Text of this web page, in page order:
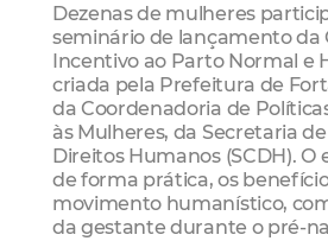
Dezenas de mulheres
seminário de lançamento da
Incentivo ao Parto Normal e
criada pela Prefeitura de
da Coordenadoria de
às Mulheres, da Secretaria
Direitos Humanos (SCDH).
de forma prática, os
movimento humanístico,
da gestante durante o pré-